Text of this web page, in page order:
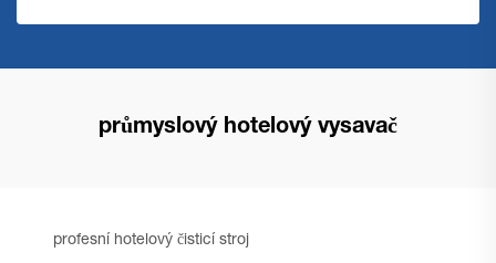
průmyslový hotelový vysavač
profesní hotelový čisticí stroj